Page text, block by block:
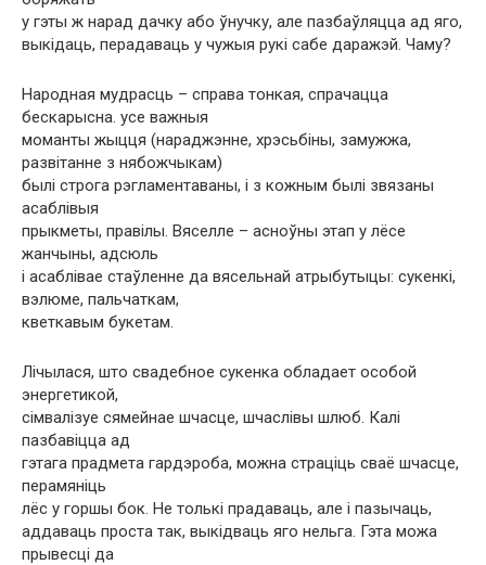
у гэты ж нарад дачку або ўнучку, але пазбаўляцца ад яго,
выкідаць, перадаваць у чужыя рукі сабе даражэй. Чаму?
Народная мудрасць – справа тонкая, спрачацца
бескарысна. усе важныя
моманты жыцця (нараджэнне, хрэсьбіны, замужжа,
развітанне з нябожчыкам)
былі строга рэгламентаваны, і з кожным былі звязаны
асаблівыя
прыкметы, правілы. Вяселле – асноўны этап у лёсе
жанчыны, адсюль
і асаблівае стаўленне да вясельнай атрыбутыцы: сукенкі,
вэлюме, пальчаткам,
кветкавым букетам.
Лічылася, што свадебное сукенка обладает особой
энергетикой,
сімвалізуе сямейнае шчасце, шчаслівы шлюб. Калі
пазбавіцца ад
гэтага прадмета гардэроба, можна страціць сваё шчасце,
перамяніць
лёс у горшы бок. Не толькі прадаваць, але і пазычаць,
аддаваць проста так, выкідваць яго нельга. Гэта можа
прывесці да